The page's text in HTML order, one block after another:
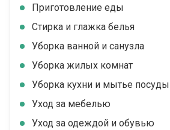
Приготовление еды
Стирка и глажка белья
Уборка ванной и санузла
Уборка жилых комнат
Уборка кухни и мытье посуды
Уход за мебелью
Уход за одеждой и обувью